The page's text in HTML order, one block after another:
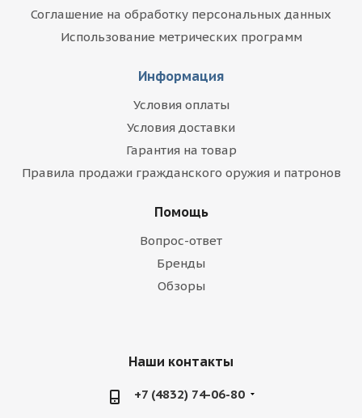
Соглашение на обработку персональных данных
Использование метрических программ
Информация
Условия оплаты
Условия доставки
Гарантия на товар
Правила продажи гражданского оружия и патронов
Помощь
Вопрос-ответ
Бренды
Обзоры
Наши контакты
+7 (4832) 74-06-80